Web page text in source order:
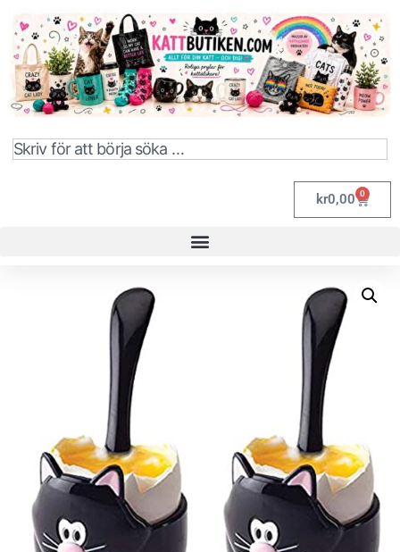
kr0,00 0